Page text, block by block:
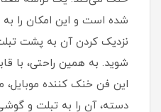
شده است و این امکان را به
نزدیک کردن آن به پشت
شوید. به همین راحتی، با
این فن خنک کننده موبایل،
دسته، آن را به تبلت و